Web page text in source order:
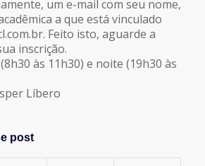
um e-mail com seu nome,
a que está vinculado
Feito isto, aguarde a
inscrição.
às 11h30) e noite (19h30 às
Líbero
post